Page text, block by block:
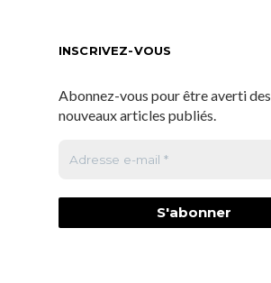
INSCRIVEZ-VOUS
Abonnez-vous pour être averti des
nouveaux articles publiés.